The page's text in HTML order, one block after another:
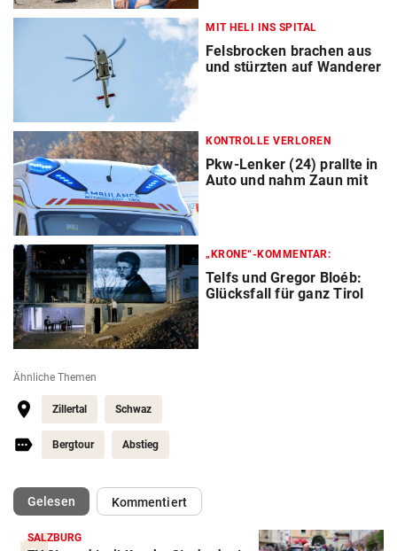
MIT HELI INS SPITAL
Felsbrocken brachen aus
und stürzten auf Wanderer
KONTROLLE VERLOREN
Pkw-Lenker (24) prallte in
Auto und nahm Zaun mit
„KRONE“-KOMMENTAR:
Telfs und Gregor Bloéb:
Glücksfall für ganz Tirol
Ähnliche Themen
Zillertal Schwaz
Bergtour Abstieg
Gelesen(ausgewählt)Kommentiert
SALZBURG